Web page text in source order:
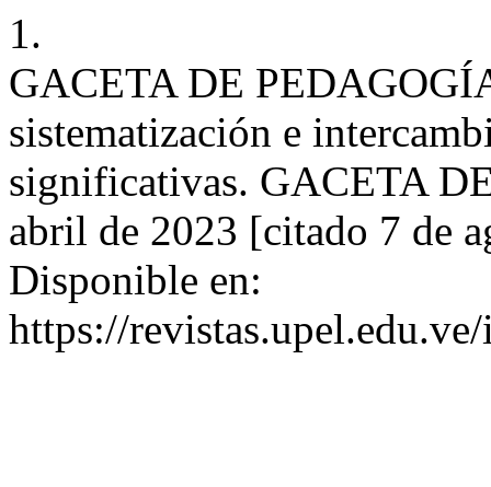
1.
GACETA DE
sistematización e
significativas. GACETA
abril de 2023 [citado 7 de
Disponible en:
https://